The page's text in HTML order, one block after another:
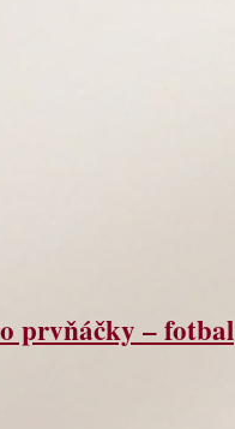
prvňáčky – fotbal